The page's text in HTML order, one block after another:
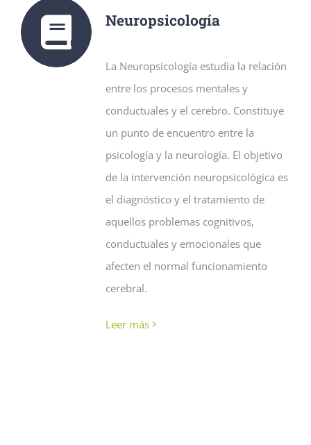
Neuropsicología
La Neuropsicología estudia la relación
entre los procesos mentales y
conductuales y el cerebro. Constituye
un punto de encuentro entre la
psicología y la neurología. El objetivo
de la intervención neuropsicológica es
el diagnóstico y el tratamiento de
aquellos problemas cognitivos,
conductuales y emocionales que
afecten el normal funcionamiento
cerebral.
Leer más